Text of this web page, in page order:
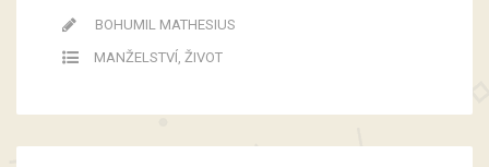
BOHUMIL MATHESIUS
MANŽELSTVÍ, ŽIVOT